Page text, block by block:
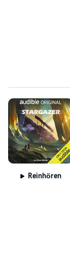
Reinhören